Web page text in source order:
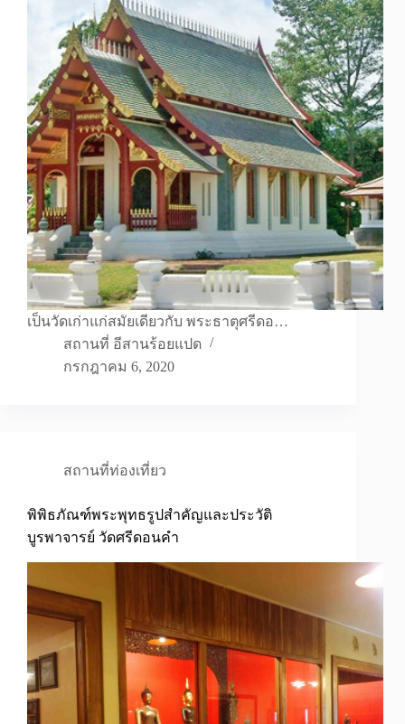
เป็นวัดเก่าแก่สมัยเดียวกับ พระธาตุศรีดอ…
สถานที่ อีสานร้อยแปด
กรกฎาคม 6, 2020
สถานที่ท่องเที่ยว
พิพิธภัณฑ์พระพุทธรูปสำคัญและประวัติ
บูรพาจารย์ วัดศรีดอนคำ